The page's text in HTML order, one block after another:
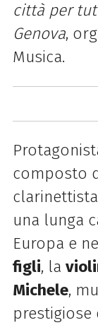
città per
Genova,
Musica.
composto
una lunga
Europa e
figli, la
Michele,
prestigiose